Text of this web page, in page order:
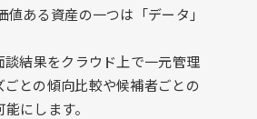
値ある資産の一つは「データ」
談結果をクラウド上で一元管理
ごとの傾向比較や候補者ごとの
にします。